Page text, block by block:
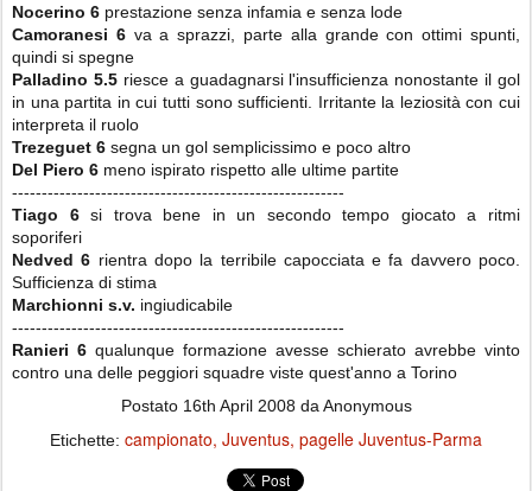
Nocerino 6 prestazione senza infamia e senza lode
Camoranesi 6 va a sprazzi, parte alla grande con ottimi spunti,
quindi si spegne
Palladino 5.5 riesce a guadagnarsi l'insufficienza nonostante il gol
in una partita in cui tutti sono sufficienti. Irritante la leziosità con cui
interpreta il ruolo
Trezeguet 6 segna un gol semplicissimo e poco altro
Del Piero 6 meno ispirato rispetto alle ultime partite
--------------------------------------------------------
Tiago 6si trova bene in un secondo tempo giocato a ritmi
soporiferi
Nedved 6 rientra dopo la terribile capocciata e fa davvero poco.
Sufficienza di stima
Marchionni s.v. ingiudicabile
--------------------------------------------------------
Ranieri 6 qualunque formazione avesse schierato avrebbe vinto
contro una delle peggiori squadre viste quest'anno a Torino
Postato 16th April 2008 da Anonymous
Etichette: campionato Juventus pagelle Juventus-Parma